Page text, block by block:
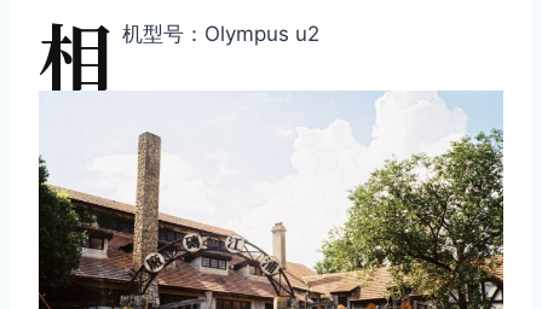
相 机型号：Olympus u2